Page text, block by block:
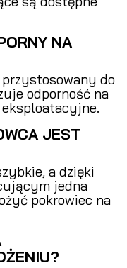
NA
przystosowany do
odporność na
JEST
a dzięki
jedna
pokrowiec na